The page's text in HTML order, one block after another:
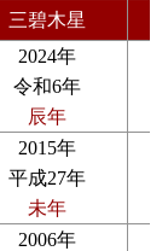
三碧木星
2024年
令和6年
辰年
2015年
平成27年
未年
2006年